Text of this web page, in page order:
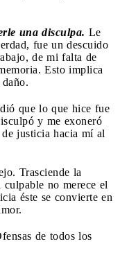
una disculpa. Le
fue un descuido
de mi falta de
Esto implica
que lo que hice fue
y me exoneró
justicia hacia mí al
Trasciende la
no merece el
éste se convierte en
de todos los